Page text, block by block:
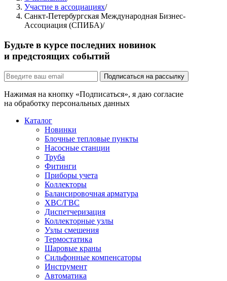
Участие в ассоциациях/
Санкт-Петербургская Международная Бизнес-
Ассоциация (СПИБА)/
Будьте в курсе последних новинок
и предстоящих событий
Подписаться на рассылку
Нажимая на кнопку «Подписаться», я даю согласие
на обработку персональных данных
Каталог
Новинки
Блочные тепловые пункты
Насосные станции
Труба
Фитинги
Приборы учета
Коллекторы
Балансировочная арматура
ХВС/ГВС
Диспетчеризация
Коллекторные узлы
Узлы смешения
Термостатика
Шаровые краны
Сильфонные компенсаторы
Инструмент
Автоматика